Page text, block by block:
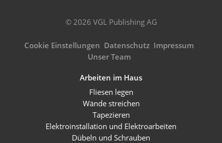
© 2026 VGL Publishing AG
Cookie Einstellungen Datenschutz Impressum
Unser Team
Arbeiten im Haus
Fliesen legen
Wände streichen
Tapezieren
Elektroinstallation und Elektroarbeiten
Dübeln und Schrauben